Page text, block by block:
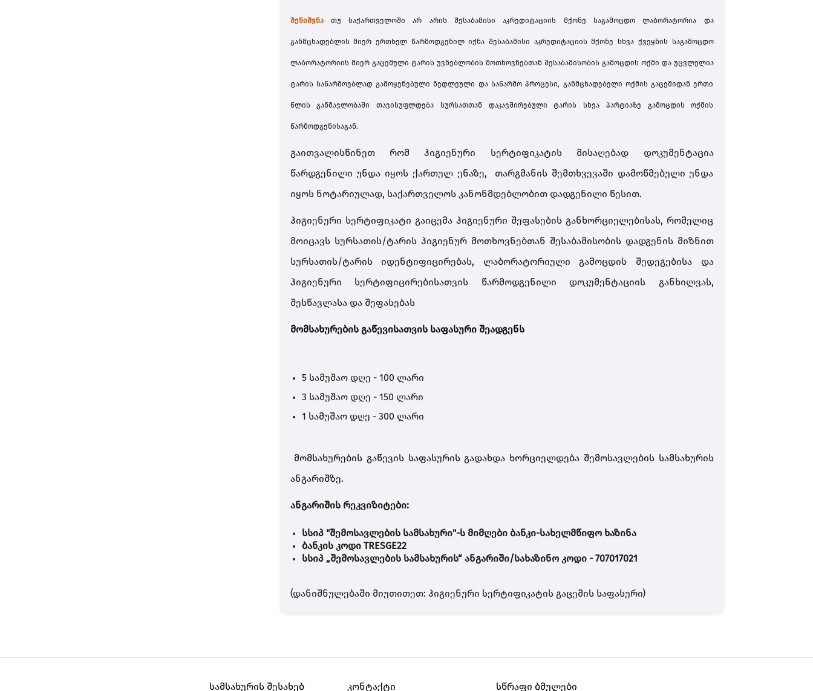
შენიშვნა თუ საქართველოში არ არის შესაბამისი აკრედიტაციის მქონე საგამოცდო ლაბორატორია და
განმცხადებლის მიერ ერთხელ წარმოდგენილ იქნა შესაბამისი აკრედიტაციის მქონე სხვა ქვეყნის საგამოცდო
ლაბორატორიის მიერ გაცემული ტარის უვნებლობის მოთხოვნებთან შესაბამისობის გამოცდის ოქმი და უცვლელია
ტარის საწარმოებლად გამოყენებული ნედლეული და საწარმო პროცესი, განმცხადებელი ოქმის გაცემიდან ერთი
წლის განმავლობაში თავისუფლდება სურსათთან დაკავშირებული ტარის სხვა პარტიაზე გამოცდის ოქმის
წარმოდგენისაგან.
გაითვალისწინეთ რომ ჰიგიენური სერტიფიკატის მისაღებად დოკუმენტაცია
წარდგენილი უნდა იყოს ქართულ ენაზე, თარგმანის შემთხვევაში დამოწმებული უნდა
იყოს ნოტარიულად, საქართველოს კანონმდებლობით დადგენილი წესით.
ჰიგიენური სერტიფიკატი გაიცემა ჰიგიენური შეფასების განხორციელებისას, რომელიც
მოიცავს სურსათის/ტარის ჰიგიენურ მოთხოვნებთან შესაბამისობის დადგენის მიზნით
სურსათის/ტარის იდენტიფიცირებას, ლაბორატორიული გამოცდის შედეგებისა და
ჰიგიენური სერტიფიცირებისათვის წარმოდგენილი დოკუმენტაციის განხილვას,
შესწავლასა და შეფასებას
მომსახურების გაწევისათვის საფასური შეადგენს
5 სამუშაო დღე - 100 ლარი
3 სამუშაო დღე - 150 ლარი
1 სამუშაო დღე - 300 ლარი
მომსახურების გაწევის საფასურის გადახდა ხორციელდება შემოსავლების სამსახურის
ანგარიშზე.
ანგარიშის რეკვიზიტები:
სსიპ "შემოსავლების სამსახური"-ს მიმღები ბანკი-სახელმწიფო ხაზინა
ბანკის კოდი TRESGE22
სსიპ „შემოსავლების სამსახურის“ ანგარიში/სახაზინო კოდი - 707017021
(დანიშნულებაში მიუთითეთ: ჰიგიენური სერტიფიკატის გაცემის საფასური)
სამსახურის შესახებ კონტაქტი სწრაფი ბმულები